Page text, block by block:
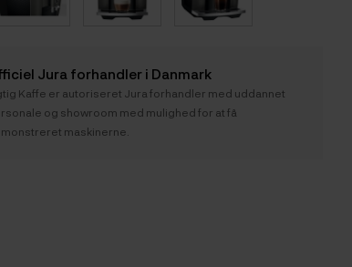
Jura forhandler i Danmark
Kaffe er autoriseret Jura forhandler med uddannet
og showroom med mulighed for at få
maskinerne.